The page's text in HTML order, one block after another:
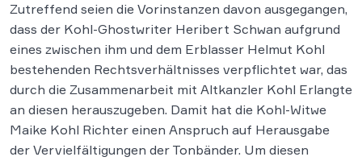
Zutreffend seien die Vorinstanzen davon ausgegangen,
dass der Kohl-Ghostwriter Heribert Schwan aufgrund
eines zwischen ihm und dem Erblasser Helmut Kohl
bestehenden Rechtsverhältnisses verpflichtet war, das
durch die Zusammenarbeit mit Altkanzler Kohl Erlangte
an diesen herauszugeben. Damit hat die Kohl-Witwe
Maike Kohl Richter einen Anspruch auf Herausgabe
der Vervielfältigungen der Tonbänder. Um diesen